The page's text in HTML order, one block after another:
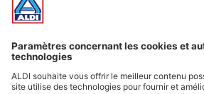
Infos essentielles
Suivez ALDI Belgique